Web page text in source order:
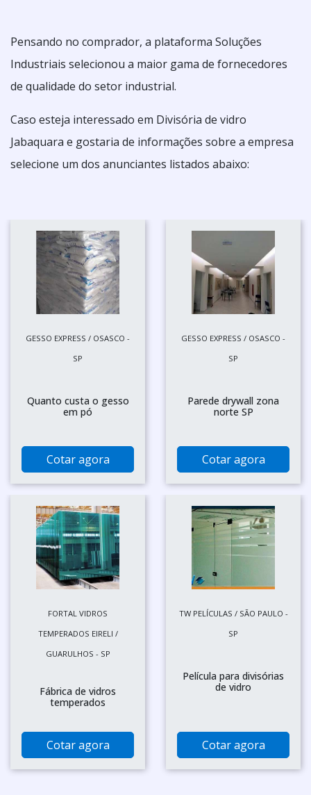
Pensando no comprador, a plataforma Soluções
Industriais selecionou a maior gama de fornecedores
de qualidade do setor industrial.
Caso esteja interessado em Divisória de vidro
Jabaquara e gostaria de informações sobre a empresa
selecione um dos anunciantes listados abaixo:
GESSO EXPRESS / OSASCO -
SP
Quanto custa o gesso
em pó
Cotar agora
GESSO EXPRESS / OSASCO -
SP
Parede drywall zona
norte SP
Cotar agora
FORTAL VIDROS
TEMPERADOS EIRELI /
GUARULHOS - SP
Fábrica de vidros
temperados
Cotar agora
TW PELÍCULAS / SÃO PAULO -
SP
Película para divisórias
de vidro
Cotar agora